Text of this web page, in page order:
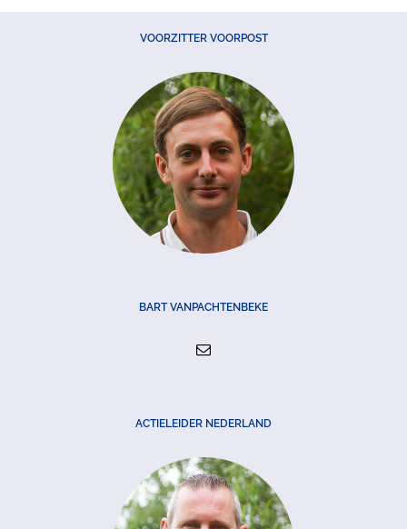
VOORZITTER VOORPOST
BART VANPACHTENBEKE
ACTIELEIDER NEDERLAND